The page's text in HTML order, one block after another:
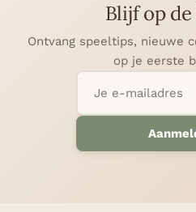
Blijf op
Ontvang speeltips, nieuwe
op je eerste